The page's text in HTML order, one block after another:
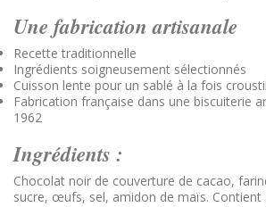
Une fabrication artisanale
Recette traditionnelle
Ingrédients soigneusement sélectionnés
Cuisson lente pour un sablé à la fois
Fabrication française dans une biscuiterie
1962
Ingrédients :
Chocolat noir de couverture de cacao,
sucre, œufs, sel, amidon de maïs. Contient